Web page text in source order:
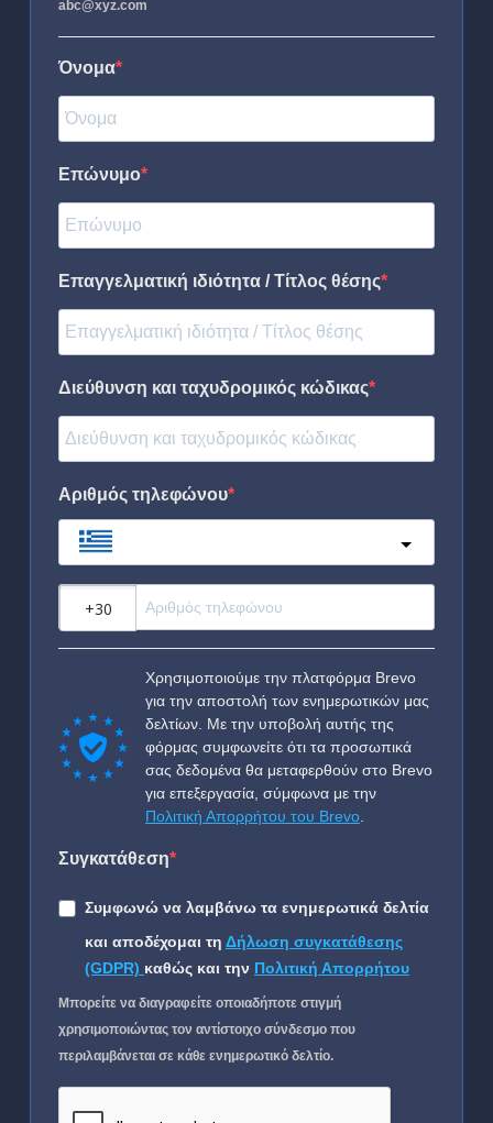
abc@xyz.com
Όνομα
Επώνυμο
Επαγγελματική ιδιότητα / Τίτλος θέσης
Διεύθυνση και ταχυδρομικός κώδικας
Αριθμός τηλεφώνου
Χρησιμοποιούμε την πλατφόρμα Brevo
για την αποστολή των ενημερωτικών μας
δελτίων. Με την υποβολή αυτής της
φόρμας συμφωνείτε ότι τα προσωπικά
σας δεδομένα θα μεταφερθούν στο Brevo
για επεξεργασία, σύμφωνα με την
Πολιτική Απορρήτου του Brevo
Συγκατάθεση
Συμφωνώ να λαμβάνω τα ενημερωτικά δελτία
και αποδέχομαι τη Δήλωση συγκατάθεσης
(GDPR) καθώς και την Πολιτική Απορρήτου
Μπορείτε να διαγραφείτε οποιαδήποτε στιγμή
χρησιμοποιώντας τον αντίστοιχο σύνδεσμο που
περιλαμβάνεται σε κάθε ενημερωτικό δελτίο.